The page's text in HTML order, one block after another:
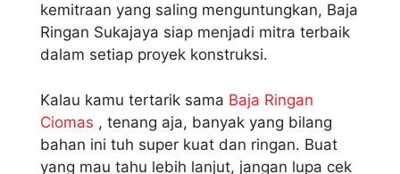
kemitraan yang saling menguntungkan, Baja
Ringan Sukajaya siap menjadi mitra terbaik
dalam setiap proyek konstruksi.
Kalau kamu tertarik sama Baja Ringan
Ciomas , tenang aja, banyak yang bilang
bahan ini tuh super kuat dan ringan. Buat
yang mau tahu lebih lanjut, jangan lupa cek